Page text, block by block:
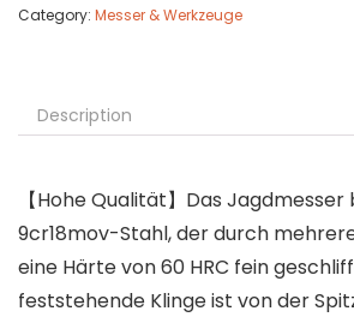
Category: Messer & Werkzeuge
Description
【Hohe Qualität】Das
9cr18mov-Stahl, der durch
eine Härte von 60 HRC fein
feststehende Klinge ist von der